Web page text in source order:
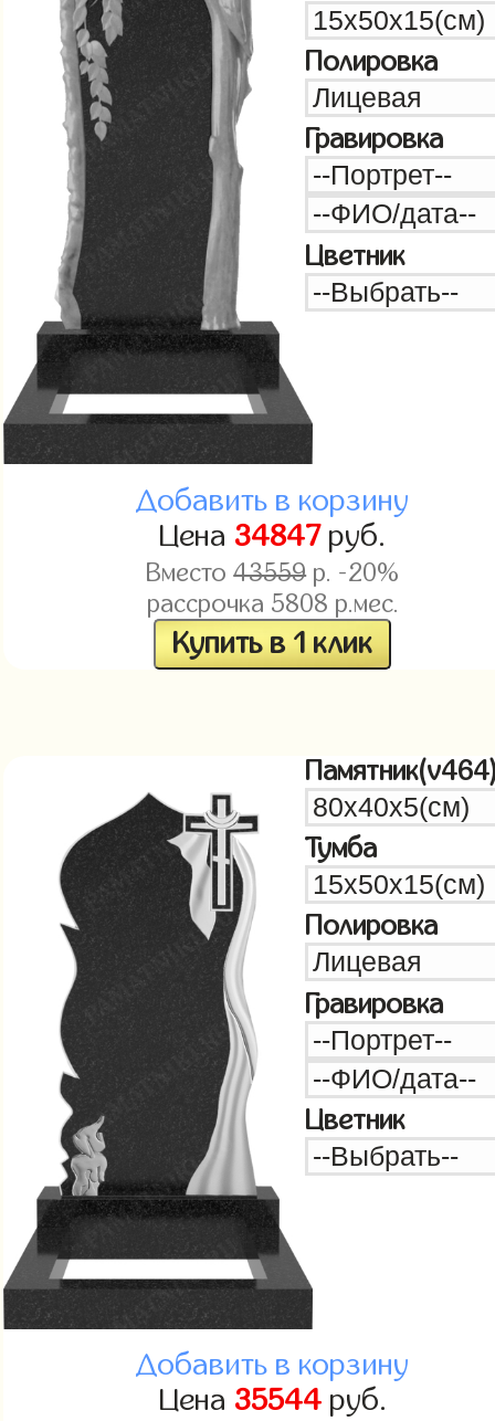
Полировка
Гравировка
Цветник
Добавить в корзину
Цена 34847руб.
Вместо43559р. -20%
рассрочка 5808 р.мес.
Купить в 1 клик
Тумба
Полировка
Гравировка
Цветник
Добавить в корзину
Цена 35544руб.